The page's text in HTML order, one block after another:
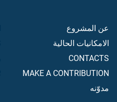
عن المشروع
الامكانيات الحالية
CONTACTS
MAKE A CONTRIBUTION
مدوّنه